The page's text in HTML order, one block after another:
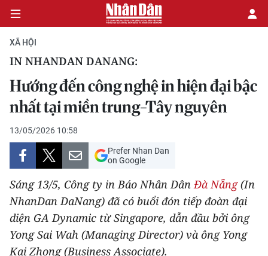
CHÍNH TRỊ
KINH TẾ
VĂN HÓA
XÃ HỘI
PHÁP LUẬT
DU LỊCH
XÃ HỘI
IN NHANDAN DANANG:
Hướng đến công nghệ in hiện đại bậc
nhất tại miền trung-Tây nguyên
13/05/2026 10:58
Prefer Nhan Dan
on Google
Sáng 13/5, Công ty in Báo Nhân DânĐà Nẵng(In
NhanDan DaNang) đã có buổi đón tiếp đoàn đại
diện GA Dynamic từ Singapore, dẫn đầu bởi ông
Yong Sai Wah (Managing Director) và ông Yong
Kai Zhong (Business Associate).